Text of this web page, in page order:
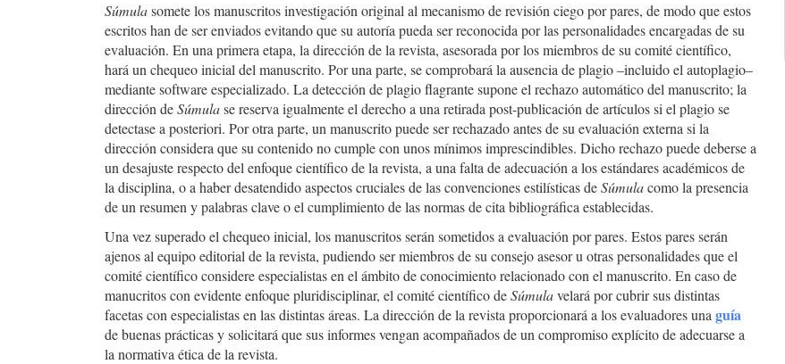
Súmulasomete los manuscritos investigación original al mecanismo de revisión ciego por pares, de modo que estos
escritos han de ser enviados evitando que su autoría pueda ser reconocida por las personalidades encargadas de su
evaluación. En una primera etapa, la dirección de la revista, asesorada por los miembros de su comité científico,
hará un chequeo inicial del manuscrito. Por una parte, se comprobará la ausencia de plagio –incluido el autoplagio–
mediante software especializado. La detección de plagio flagrante supone el rechazo automático del manuscrito; la
dirección deSúmulase reserva igualmente el derecho a una retirada post-publicación de artículos si el plagio se
detectase a posteriori. Por otra parte, un manuscrito puede ser rechazado antes de su evaluación externa si la
dirección considera que su contenido no cumple con unos mínimos imprescindibles. Dicho rechazo puede deberse a
un desajuste respecto del enfoque científico de la revista, a una falta de adecuación a los estándares académicos de
la disciplina, o a haber desatendido aspectos cruciales de las convenciones estilísticas deSúmulacomo la presencia
de un resumen y palabras clave o el cumplimiento de las normas de cita bibliográfica establecidas.
Una vez superado el chequeo inicial, los manuscritos serán sometidos a evaluación por pares. Estos pares serán
ajenos al equipo editorial de la revista, pudiendo ser miembros de su consejo asesor u otras personalidades que el
comité científico considere especialistas en el ámbito de conocimiento relacionado con el manuscrito. En caso de
manucritos con evidente enfoque pluridisciplinar, el comité científico deSúmulavelará por cubrir sus distintas
facetas con especialistas en las distintas áreas. La dirección de la revista proporcionará a los evaluadores una guía
de buenas prácticas y solicitará que sus informes vengan acompañados de un compromiso explícito de adecuarse a
la normativa ética de la revista.